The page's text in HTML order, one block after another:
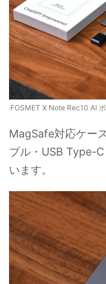
FOSMET X Note Rec10 AI
MagSafe対応ケー
ブル・USB Type-
います。